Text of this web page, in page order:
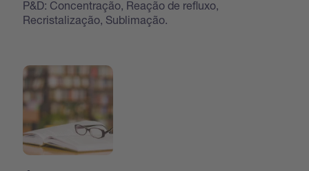
P&D: Concentração, Reação de refluxo,
Recristalização, Sublimação.